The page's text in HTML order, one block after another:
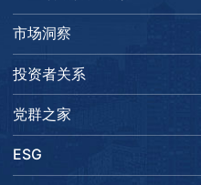
市场洞察
投资者关系
党群之家
ESG